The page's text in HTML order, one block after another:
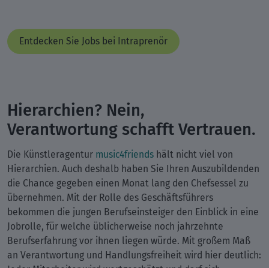
Entdecken Sie Jobs bei Intraprenör
Hierarchien? Nein,
Verantwortung schafft Vertrauen.
Die Künstleragentur music4friends hält nicht viel von
Hierarchien. Auch deshalb haben Sie Ihren Auszubildenden
die Chance gegeben einen Monat lang den Chefsessel zu
übernehmen. Mit der Rolle des Geschäftsführers
bekommen die jungen Berufseinsteiger den Einblick in eine
Jobrolle, für welche üblicherweise noch jahrzehnte
Berufserfahrung vor ihnen liegen würde. Mit großem Maß
an Verantwortung und Handlungsfreiheit wird hier deutlich: